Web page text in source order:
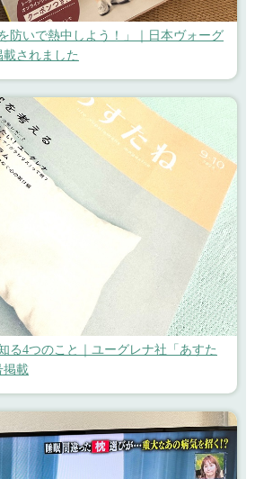
防いで熱中しよう！」｜日本ヴォーグ
されました
る4つのこと｜ユーグレナ社「あすた
掲載